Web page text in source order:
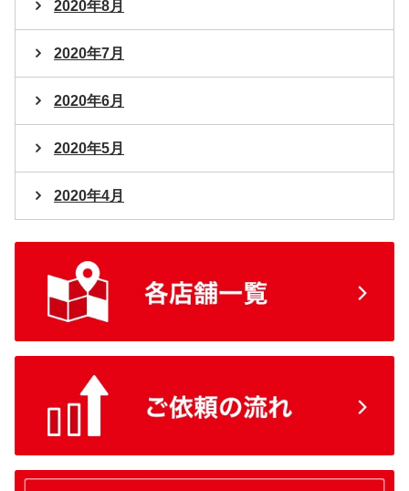
2020年8月
2020年7月
2020年6月
2020年5月
2020年4月